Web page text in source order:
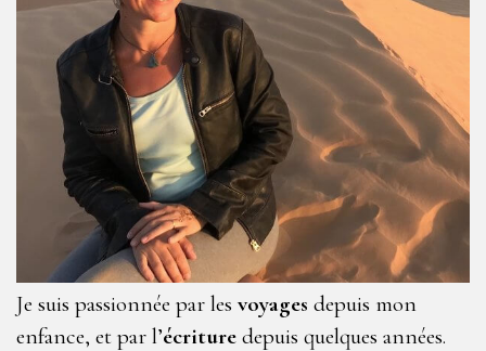
Je suis passionnée par les voyages depuis mon
enfance, et par l’écriture depuis quelques années.